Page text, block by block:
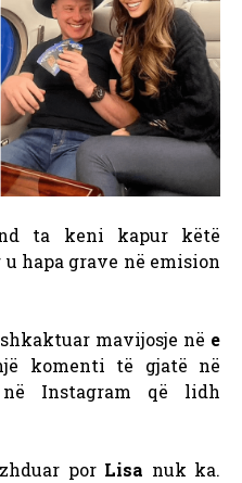
ta keni kapur këtë
hapa grave në emision
mavijosje në e
komenti të gjatë në
Instagram që lidh
por Lisa nuk ka.